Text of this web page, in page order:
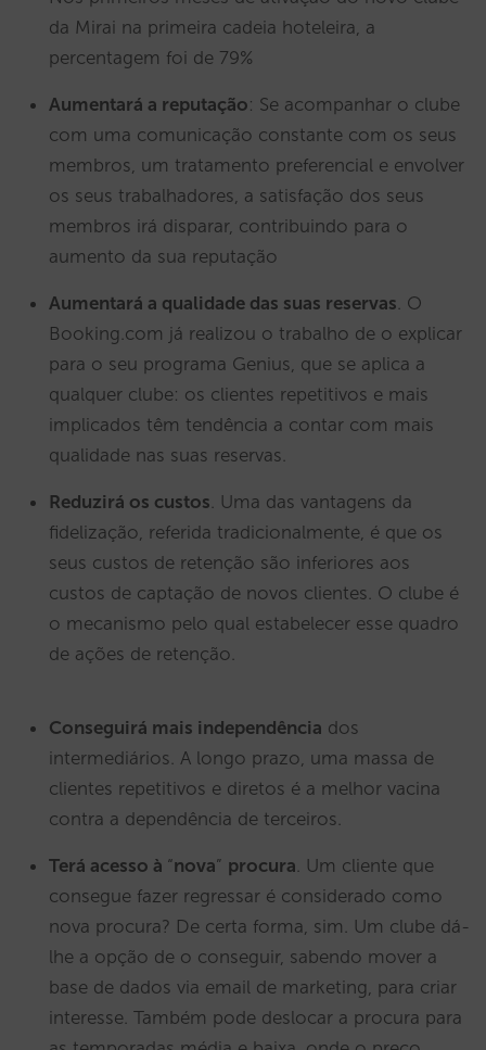
da Mirai na primeira cadeia hoteleira, a
percentagem foi de 79%
Aumentará a reputação: Se acompanhar o clube
com uma comunicação constante com os seus
membros, um tratamento preferencial e envolver
os seus trabalhadores, a satisfação dos seus
membros irá disparar, contribuindo para o
aumento da sua reputação
Aumentará a qualidade das suas reservas. O
Booking.com já realizou o trabalho de o explicar
para o seu programa Genius, que se aplica a
qualquer clube: os clientes repetitivos e mais
implicados têm tendência a contar com mais
qualidade nas suas reservas.
Reduzirá os custos. Uma das vantagens da
fidelização, referida tradicionalmente, é que os
seus custos de retenção são inferiores aos
custos de captação de novos clientes. O clube é
o mecanismo pelo qual estabelecer esse quadro
de ações de retenção.
Conseguirá mais independência dos
intermediários. A longo prazo, uma massa de
clientes repetitivos e diretos é a melhor vacina
contra a dependência de terceiros.
Terá acesso à “nova” procura. Um cliente que
consegue fazer regressar é considerado como
nova procura? De certa forma, sim. Um clube dá-
lhe a opção de o conseguir, sabendo mover a
base de dados via email de marketing, para criar
interesse. Também pode deslocar a procura para